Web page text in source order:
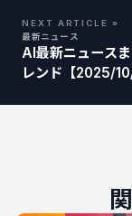
NEXT ARTICLE »
最新ニュース
AI最新ニュース
レンド【2025/